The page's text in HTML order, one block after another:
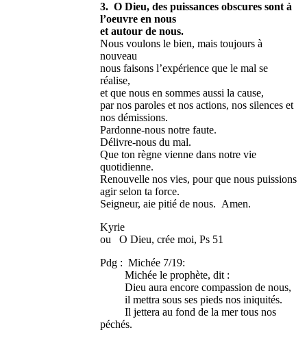
3. O Dieu, des puissances obscures sont à
l’oeuvre en nous
et autour de nous.
Nous voulons le bien, mais toujours à
nouveau
nous faisons l’expérience que le mal se
réalise,
et que nous en sommes aussi la cause,
par nos paroles et nos actions, nos silences et
nos démissions.
Pardonne-nous notre faute.
Délivre-nous du mal.
Que ton règne vienne dans notre vie
quotidienne.
Renouvelle nos vies, pour que nous puissions
agir selon ta force.
Seigneur, aie pitié de nous. Amen.
Kyrie
ou O Dieu, crée moi, Ps 51
Pdg : Michée 7/19:
Michée le prophète, dit :
Dieu aura encore compassion de nous,
il mettra sous ses pieds nos iniquités.
Il jettera au fond de la mer tous nos
péchés.